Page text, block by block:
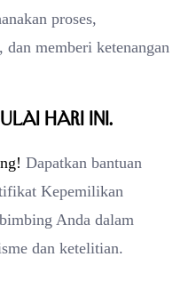
proses,
memberi ketenangan
hari ini.
Dapatkan bantuan
Kepemilikan
Anda dalam
dan ketelitian.